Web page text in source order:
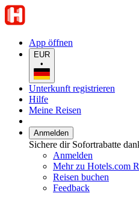
App öffnen
EUR
•
Unterkunft registrieren
Hilfe
Meine Reisen
Anmelden
Sichere dir Sofortrabatte
Anmelden
Mehr zu Hotels.com
Reisen buchen
Feedback